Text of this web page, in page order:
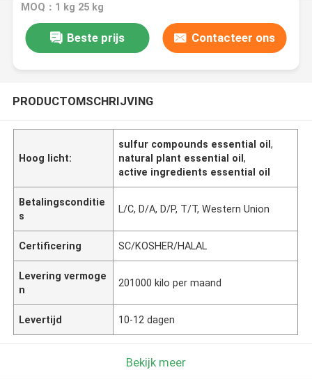
MOQ：1 kg 25 kg
Beste prijs Contacteer ons
PRODUCTOMSCHRIJVING
Hoog licht:
sulfur compounds essential oil,
natural plant essential oil,
active ingredients essential oil
Betalingsconditie
s
L/C, D/A, D/P, T/T, Western Union
Certificering SC/KOSHER/HALAL
Levering vermoge
n
201000 kilo per maand
Levertijd 10-12 dagen
Bekijk meer